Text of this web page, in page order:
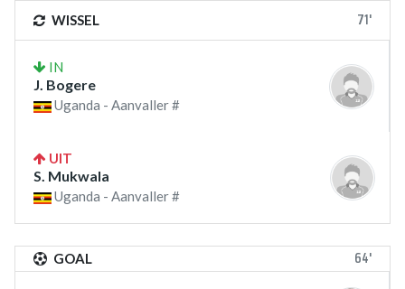
WISSEL 71'
IN
J. Bogere
Uganda - Aanvaller #
UIT
S. Mukwala
Uganda - Aanvaller #
GOAL 64'